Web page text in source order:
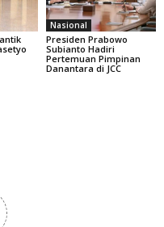
Nasional
Presiden Prabowo
Subianto Hadiri
Pertemuan Pimpinan
Danantara di JCC